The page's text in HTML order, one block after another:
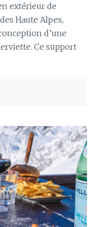
extérieur de
Haute Alpes,
d’une
Ce support